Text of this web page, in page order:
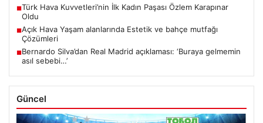
■Türk Hava Kuvvetleri’nin İlk Kadın Paşası Özlem Karapınar
Oldu
■Açık Hava Yaşam alanlarında Estetik ve bahçe mutfağı
Çözümleri
■Bernardo Silva’dan Real Madrid açıklaması: ‘Buraya gelmemin
asıl sebebi…’
Güncel